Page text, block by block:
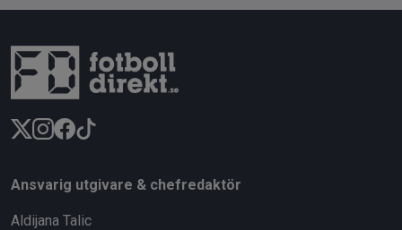
Ansvarig utgivare & chefredaktör
Aldijana Talic